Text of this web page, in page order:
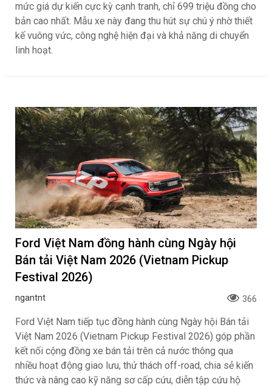
mức giá dự kiến cực kỳ cạnh tranh, chỉ 699 triệu đồng cho
bản cao nhất. Mẫu xe này đang thu hút sự chú ý nhờ thiết
kế vuông vức, công nghệ hiện đại và khả năng di chuyển
linh hoạt.
Ford Việt Nam đồng hành cùng Ngày hội
Bán tải Việt Nam 2026 (Vietnam Pickup
Festival 2026)
ngantnt 366
Ford Việt Nam tiếp tục đồng hành cùng Ngày hội Bán tải
Việt Nam 2026 (Vietnam Pickup Festival 2026) góp phần
kết nối cộng đồng xe bán tải trên cả nước thông qua
nhiều hoạt động giao lưu, thử thách off-road, chia sẻ kiến
thức và nâng cao kỹ năng sơ cấp cứu, diễn tập cứu hộ